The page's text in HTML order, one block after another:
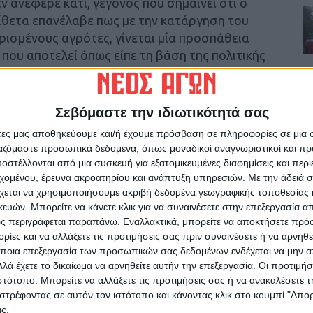
Σεβόμαστε την ιδιωτικότητά σας
μας αποθηκεύουμε και/ή έχουμε πρόσβαση σε πληροφορίες σε
προσωπικά δεδομένα, όπως μοναδικοί αναγνωριστικοί και
από μια συσκευή για εξατομικευμένες διαφημίσεις και
έρευνα ακροατηρίου και ανάπτυξη υπηρεσιών. Με την άδειά
να χρησιμοποιήσουμε ακριβή δεδομένα γεωγραφικής τοποθεσίας
Μπορείτε να κάνετε κλικ για να συναινέσετε στην επεξεργασία
περιγράφεται παραπάνω. Εναλλακτικά, μπορείτε να αποκτήσετε
και να αλλάξετε τις προτιμήσεις σας πριν συναινέσετε ή να
επεξεργασία των προσωπικών σας δεδομένων ενδέχεται να μην
έχετε το δικαίωμα να αρνηθείτε αυτήν την επεξεργασία. Οι
Μπορείτε να αλλάξετε τις προτιμήσεις σας ή να ανακαλέσετε
σε αυτόν τον ιστότοπο και κάνοντας κλικ στο κουμπί
ανέφερε κάτι, γεγονός που σημαίνει ότι ο
επανέλαβε πως με την κατάργηση του
αγρότες, γίνεται μία προσπάθεια
αποτελεί όπως είπε τη βάση της πολιτικής
χώρας.. Βέβαια ο πρωθυπουργός ενώ
ελάφρυνσης των βαρών και προσλήψεις
την Υγεία, δεν ανέφερε τίποτε, για τις
εισαγωγές στο γάλα, που δεν έχουν και
στις εισφορές κτηνοτρόφων και
στην κατρακύλα των τιμών στο πρόβιο
σε αφανισμό των προβατοτρόφων…
επανέλαβε πως δεν αισθάνεται ότι
Καμμένο για το θέμα των Σκοπίων, διότι
να ανακόψει την προσπάθεια ανάπτυξης
εποχή…
για τον Οκτώβρη του 2019, ενώ ανέφερε